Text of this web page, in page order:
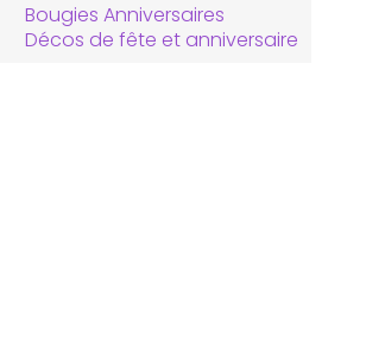
Bougies Anniversaires
Décos de fête et anniversaire